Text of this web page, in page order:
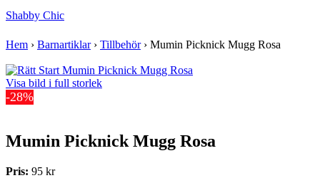
Shabby Chic
Hem › Barnartiklar› Tillbehör› Mumin Picknick Mugg Rosa
Visa bild i full storlek
-28%
Mumin Picknick Mugg Rosa
Pris: 95 kr